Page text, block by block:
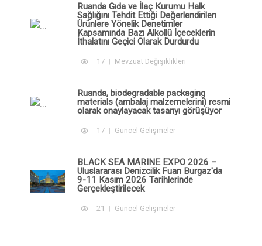
Ruanda Gıda ve İlaç Kurumu Halk
Sağlığını Tehdit Ettiği Değerlendirilen
Ürünlere Yönelik Denetimler
Kapsamında Bazı Alkollü İçeceklerin
İthalatını Geçici Olarak Durdurdu
17 Mevzuat Değişiklikleri
Ruanda, biodegradable packaging
materials (ambalaj malzemelerini) resmi
olarak onaylayacak tasarıyı görüşüyor
17 Güncel Gelişmeler
BLACK SEA MARINE EXPO 2026 –
Uluslararası Denizcilik Fuarı Burgaz'da
9-11 Kasım 2026 Tarihlerinde
Gerçekleştirilecek
21 Güncel Gelişmeler